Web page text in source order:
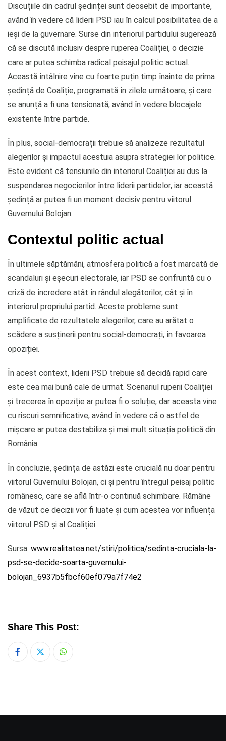
Discuțiile din cadrul ședinței sunt deosebit de importante,
având în vedere că liderii PSD iau în calcul posibilitatea de a
ieși de la guvernare. Surse din interiorul partidului sugerează
că se discută inclusiv despre ruperea Coaliției, o decizie
care ar putea schimba radical peisajul politic actual.
Această întâlnire vine cu foarte puțin timp înainte de prima
ședință de Coaliție, programată în zilele următoare, și care
se anunță a fi una tensionată, având în vedere blocajele
existente între partide.
În plus, social-democrații trebuie să analizeze rezultatul
alegerilor și impactul acestuia asupra strategiei lor politice.
Este evident că tensiunile din interiorul Coaliției au dus la
suspendarea negocierilor între liderii partidelor, iar această
ședință ar putea fi un moment decisiv pentru viitorul
Guvernului Bolojan.
Contextul politic actual
În ultimele săptămâni, atmosfera politică a fost marcată de
scandaluri și eșecuri electorale, iar PSD se confruntă cu o
criză de încredere atât în rândul alegătorilor, cât și în
interiorul propriului partid. Aceste probleme sunt
amplificate de rezultatele alegerilor, care au arătat o
scădere a susținerii pentru social-democrați, în favoarea
opoziției.
În acest context, liderii PSD trebuie să decidă rapid care
este cea mai bună cale de urmat. Scenariul ruperii Coaliției
și trecerea în opoziție ar putea fi o soluție, dar aceasta vine
cu riscuri semnificative, având în vedere că o astfel de
mișcare ar putea destabiliza și mai mult situația politică din
România.
În concluzie, ședința de astăzi este crucială nu doar pentru
viitorul Guvernului Bolojan, ci și pentru întregul peisaj politic
românesc, care se află într-o continuă schimbare. Rămâne
de văzut ce decizii vor fi luate și cum acestea vor influența
viitorul PSD și al Coaliției.
Sursa: www.realitatea.net/stiri/politica/sedinta-cruciala-la-
psd-se-decide-soarta-guvernului-
bolojan_6937b5fbcf60ef079a7f74e2
Share This Post:
Whatsapp